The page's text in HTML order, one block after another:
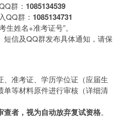
群： 1085134539
QQ群： 1085134731
生姓名+准考证号”。
短信及QQ群发布具体通知，请保
、准考证、学历学位证（应届生
单等材料原件进行审核（详细清
查者，视为自动放弃复试资格。